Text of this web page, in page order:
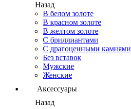
Назад
В белом золоте
В красном золоте
В желтом золоте
С бриллиантами
С драгоценными камнями
Без вставок
Мужские
Женские
Аксессуары
Назад